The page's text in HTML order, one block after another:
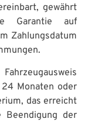
gewährt
Garantie auf
Zahlungsdatum
Monaten oder
das erreicht
der